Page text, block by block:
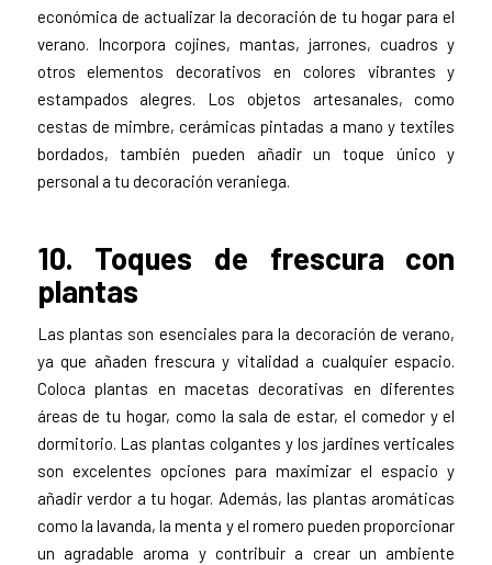
económica de actualizar la decoración de tu hogar para el
verano. Incorpora cojines, mantas, jarrones, cuadros y
otros elementos decorativos en colores vibrantes y
estampados alegres. Los objetos artesanales, como
cestas de mimbre, cerámicas pintadas a mano y textiles
bordados, también pueden añadir un toque único y
personal a tu decoración veraniega.
10. Toques de frescura con
plantas
Las plantas son esenciales para la decoración de verano,
ya que añaden frescura y vitalidad a cualquier espacio.
Coloca plantas en macetas decorativas en diferentes
áreas de tu hogar, como la sala de estar, el comedor y el
dormitorio. Las plantas colgantes y los jardines verticales
son excelentes opciones para maximizar el espacio y
añadir verdor a tu hogar. Además, las plantas aromáticas
como la lavanda, la menta y el romero pueden proporcionar
un agradable aroma y contribuir a crear un ambiente